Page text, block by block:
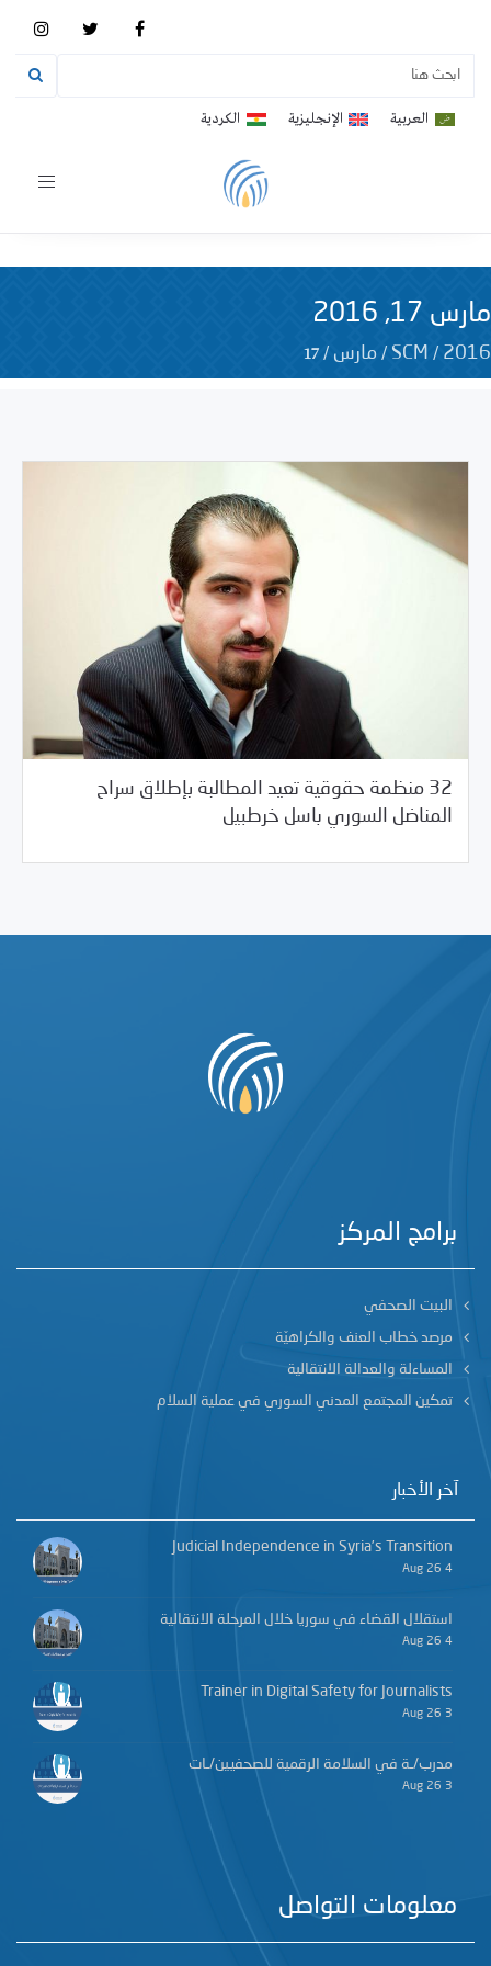
العربية الإنجليزية الكردية
Toggle
مارس 17, 2016
SCM / 2016
/ مارس /
17
32 منظمة حقوقية تعيد المطالبة بإطلاق سراح
المناضل السوري باسل خرطبيل
03/17/2016
2016
/بيانات المركز
برامج المركز
البيت الصحفي
مرصد خطاب العنف والكراهيّة
المساءلة والعدالة الانتقالية
تمكين المجتمع المدني السوري في عملية السلام
آخر الأخبار
Judicial Independence in Syria’s Transition
4 Aug 26
استقلال القضاء في سوريا خلال المرحلة الانتقالية
4 Aug 26
Trainer in Digital Safety for Journalists
3 Aug 26
مدرب/ـة في السلامة الرقمية للصحفيين/ـات
3 Aug 26
معلومات التواصل